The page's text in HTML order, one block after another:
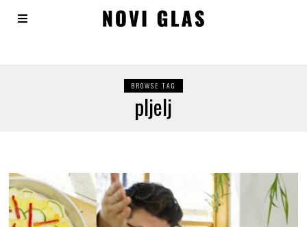
BROWSE TAG
pljelj